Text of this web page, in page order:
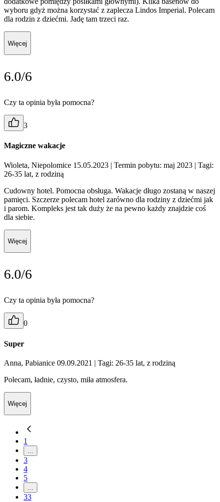
wyboru gdyż można korzystać z zaplecza Lindos Imperial. Polecam
dla rodzin z dziećmi. Jadę tam trzeci raz.
Więcej
6.0/6
Czy ta opinia była pomocna?
3
Magiczne wakacje
Wioleta, Niepolomice 15.05.2023 | Termin pobytu: maj 2023 | Tagi:
26-35 lat, z rodziną
Cudowny hotel. Pomocna obsługa. Wakacje długo zostaną w naszej
pamięci. Szczerze polecam hotel zarówno dla rodziny z dziećmi jak
i parom. Kompleks jest tak duży że na pewno każdy znajdzie coś
dla siebie.
Więcej
6.0/6
Czy ta opinia była pomocna?
0
Super
Anna, Pabianice 09.09.2021 | Tagi: 26-35 lat, z rodziną
Polecam, ładnie, czysto, miła atmosfera.
Więcej
1
...
3
4
5
...
33